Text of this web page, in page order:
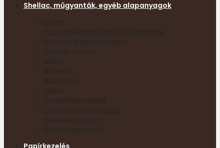
Shellac, műgyanták, egyéb alapanyagok
Enyvek
Fa- és műanyag kittek, kitöltőanyagok
Fakártevők elleni védelem
Gyanták, viaszok
Lakkok
Méhviasz
Műgyanták
Olajok
Olvasztókészülékek
Pácok, lazúrok, festékek
Retusálás, javítás
Papírkezelés